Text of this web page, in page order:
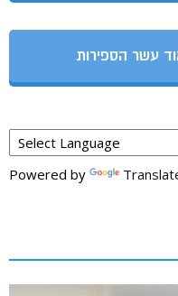
עשר הספירות
Powered by